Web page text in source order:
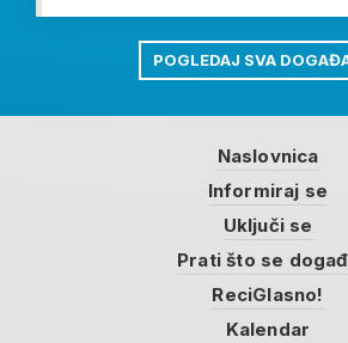
POGLEDAJ SVA
Naslovnica
Informiraj se
Uključi se
Prati što se
ReciGlasno!
Kalendar